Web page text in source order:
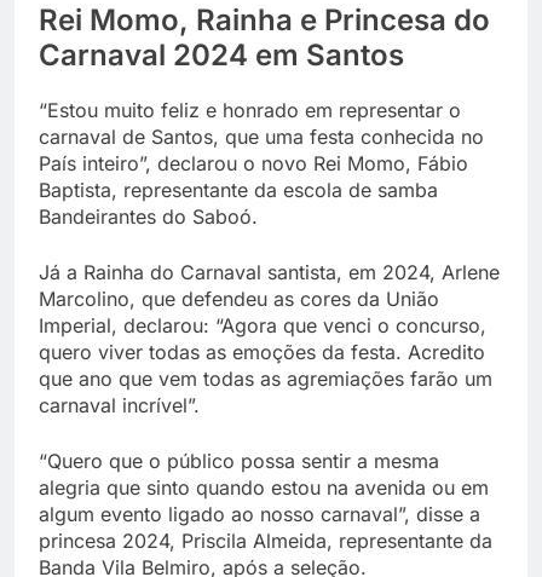
Rei Momo, Rainha e Princesa do
Carnaval 2024 em Santos
“Estou muito feliz e honrado em representar o
carnaval de Santos, que uma festa conhecida no
País inteiro”, declarou o novo Rei Momo, Fábio
Baptista, representante da escola de samba
Bandeirantes do Saboó.
Já a Rainha do Carnaval santista, em 2024, Arlene
Marcolino, que defendeu as cores da União
Imperial, declarou: “Agora que venci o concurso,
quero viver todas as emoções da festa. Acredito
que ano que vem todas as agremiações farão um
carnaval incrível”.
“Quero que o público possa sentir a mesma
alegria que sinto quando estou na avenida ou em
algum evento ligado ao nosso carnaval”, disse a
princesa 2024, Priscila Almeida, representante da
Banda Vila Belmiro, após a seleção.